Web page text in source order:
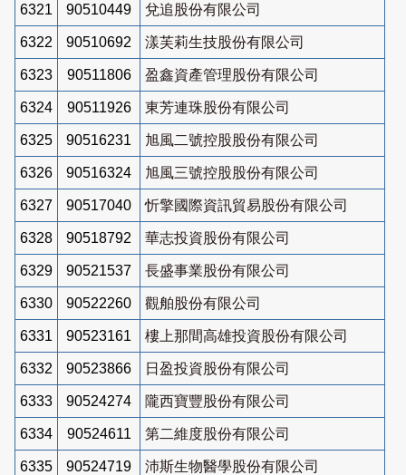
6321 90510449 兌追股份有限公司
6322 90510692 漾芙莉生技股份有限公司
6323 90511806 盈鑫資產管理股份有限公司
6324 90511926 東芳連珠股份有限公司
6325 90516231 旭風二號控股股份有限公司
6326 90516324 旭風三號控股股份有限公司
6327 90517040 忻擎國際資訊貿易股份有限公司
6328 90518792 華志投資股份有限公司
6329 90521537 長盛事業股份有限公司
6330 90522260 觀舶股份有限公司
6331 90523161 樓上那間高雄投資股份有限公司
6332 90523866 日盈投資股份有限公司
6333 90524274 隴西寶豐股份有限公司
6334 90524611 第二維度股份有限公司
6335 90524719 沛斯生物醫學股份有限公司